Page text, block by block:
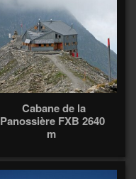
Cabane de la
Panossière FXB 2640
m